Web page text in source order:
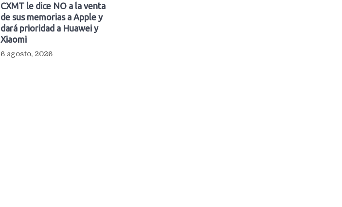
CXMT le dice NO a la venta
de sus memorias a Apple y
dará prioridad a Huawei y
Xiaomi
6 agosto, 2026